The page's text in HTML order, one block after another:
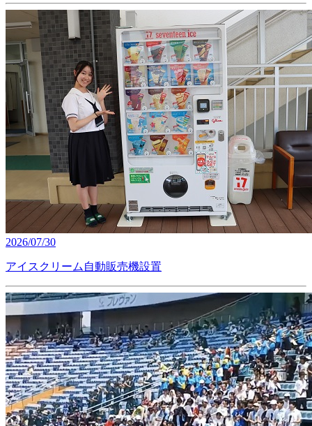
2026/07/30
アイスクリーム自動販売機設置